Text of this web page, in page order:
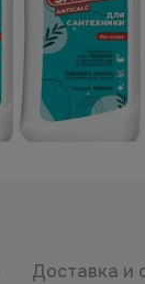
Доставка и